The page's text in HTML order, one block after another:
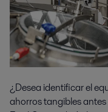
¿Desea identificar el
ahorros tangibles